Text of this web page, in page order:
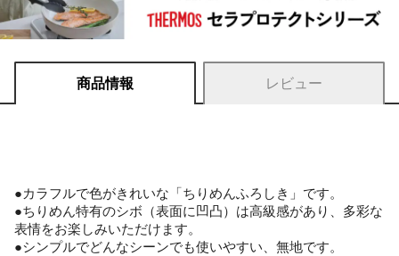
商品情報 レビュー
●カラフルで色がきれいな「ちりめんふろしき」です。
●ちりめん特有のシボ（表面に凹凸）は高級感があり、多彩な
表情をお楽しみいただけます。
●シンプルでどんなシーンでも使いやすい、無地です。